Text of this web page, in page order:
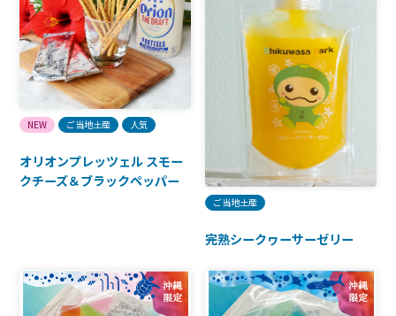
NEW ご当地土産 人気
オリオンプレッツェル スモー
クチーズ＆ブラックペッパー
ご当地土産
完熟シークヮーサーゼリー